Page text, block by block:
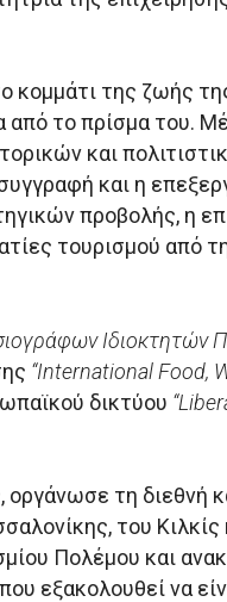
κομμάτι της ζωής
από το πρίσμα του.
και
και η
προβολής, η
τουρισμού από
Ιδιοκτητών
“International Food,
δικτύου “
οργάνωσε τη διεθνή
του
Πολέμου και
εξακολουθεί να